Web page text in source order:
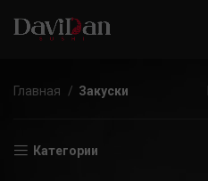
Главная Закуски
Категории